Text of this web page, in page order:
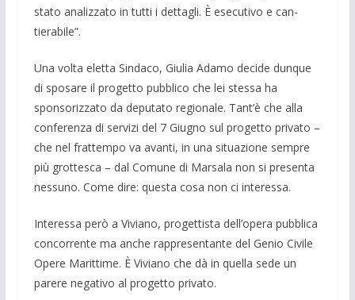
stato analiz­zato in tutti i dettagli. È esecutivo e can­
tierabile”.
Una volta eletta Sindaco, Giulia Adamo decide dunque
di sposare il progetto pub­blico che lei stessa ha
sponsorizzato da de­putato regionale. Tant’è che alla
conferen­za di servizi del 7 Giugno sul pro­getto pri­vato –
che nel frattempo va avanti, in una situazione sempre
più grottesca – dal Co­mune di Marsala non si presenta
nessu­no. Come dire: questa cosa non ci in­teressa.
Interessa però a Viviano, progetti­sta dell’opera pubblica
concorrente ma anche rappresentante del Genio Civile
Opere Marittime. È Viviano che dà in quella sede un
parere negativo al progetto privato.